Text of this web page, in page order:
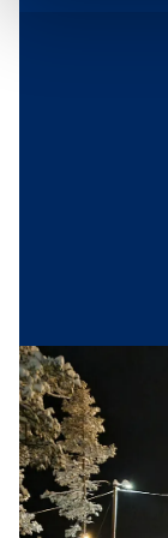
Hovden
godkjent for
området er